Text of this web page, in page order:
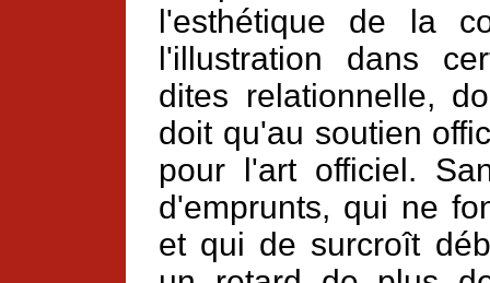
l'esthétique de la
l'illustration dans
dites relationnelle,
doit qu'au soutien
pour l'art officiel.
d'emprunts, qui ne
et qui de surcroît